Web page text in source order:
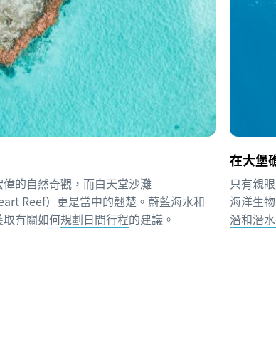
的自然奇觀，而白天堂沙灘
Reef）更是當中的翹楚。蔚藍海水和
有關如何規劃日間行程的建議。
在大堡
只有親
海洋生
潛和潛